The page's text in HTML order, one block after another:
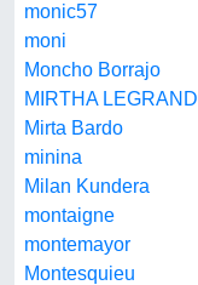
monic57
moni
Moncho Borrajo
MIRTHA LEGRAND
Mirta Bardo
minina
Milan Kundera
montaigne
montemayor
Montesquieu